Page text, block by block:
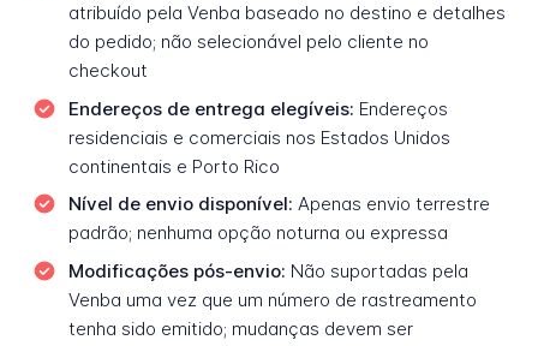
atribuído pela Venba baseado no destino e detalhes
do pedido; não selecionável pelo cliente no
checkout
Endereços de entrega elegíveis: Endereços
residenciais e comerciais nos Estados Unidos
continentais e Porto Rico
Nível de envio disponível: Apenas envio terrestre
padrão; nenhuma opção noturna ou expressa
Modificações pós-envio: Não suportadas pela
Venba uma vez que um número de rastreamento
tenha sido emitido; mudanças devem ser